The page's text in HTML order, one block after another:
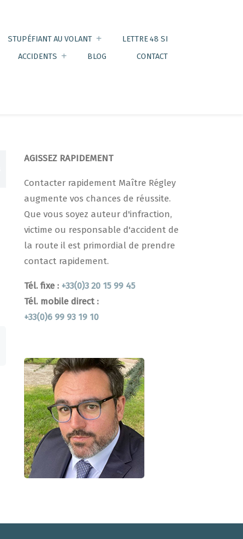
STUPÉFIANT AU VOLANT
LETTRE 48 SI
ACCIDENTS BLOG CONTACT
AGISSEZ RAPIDEMENT
Contacter rapidement Maître Régley
augmente vos chances de réussite.
Que vous soyez auteur d'infraction,
victime ou responsable d'accident de
la route il est primordial de prendre
contact rapidement.
Tél. fixe : +33(0)3 20 15 99 45
Tél. mobile direct :
+33(0)6 99 93 19 10